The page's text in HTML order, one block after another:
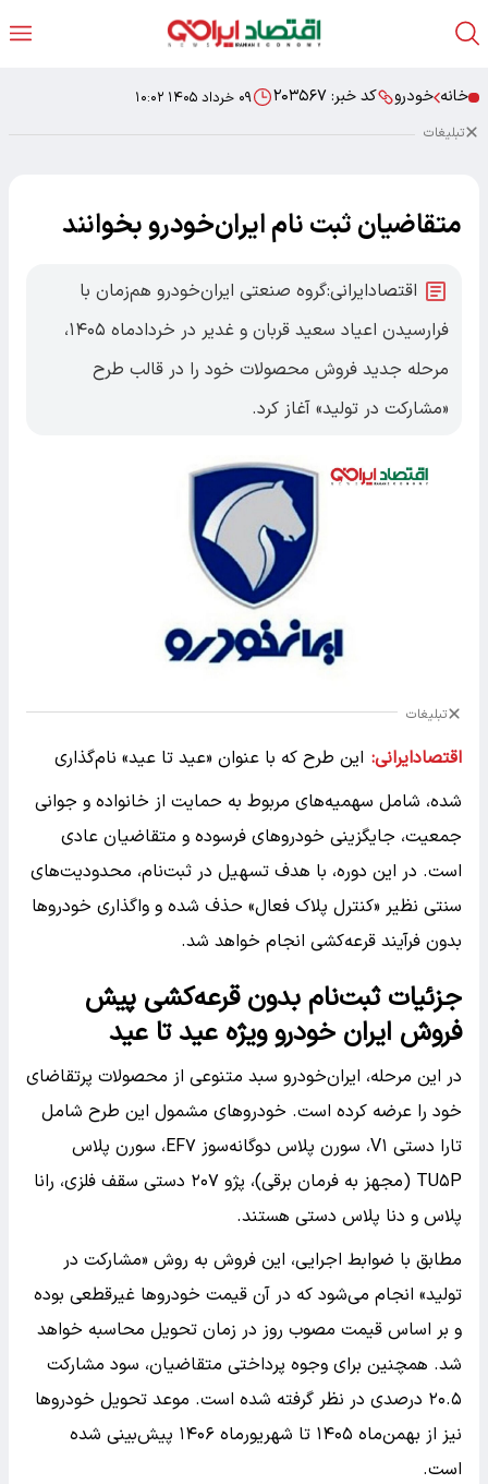
خانه خودرو کد خبر: ۲۰۳۵۶۷ ۰۹ خرداد ۱۴۰۵ ۱۰:۰۲
تبلیغات
متقاضیان ثبت نام ایران‌خودرو بخوانند
اقتصادایرانی:گروه صنعتی ایران‌خودرو هم‌زمان با
فرارسیدن اعیاد سعید قربان و غدیر در خردادماه ۱۴۰۵،
مرحله جدید فروش محصولات خود را در قالب طرح
«مشارکت در تولید» آغاز کرد.
تبلیغات
اقتصادایرانی: این طرح که با عنوان «عید تا عید» نام‌گذاری
شده، شامل سهمیه‌های مربوط به حمایت از خانواده و جوانی
جمعیت، جایگزینی خودروهای فرسوده و متقاضیان عادی
است. در این دوره، با هدف تسهیل در ثبت‌نام، محدودیت‌های
سنتی نظیر «کنترل پلاک فعال» حذف شده و واگذاری خودروها
بدون فرآیند قرعه‌کشی انجام خواهد شد.
جزئیات ثبت‌نام بدون قرعه‌کشی پیش
فروش ایران خودرو ویژه عید تا عید
در این مرحله، ایران‌خودرو سبد متنوعی از محصولات پرتقاضای
خود را عرضه کرده است. خودروهای مشمول این طرح شامل
تارا دستی V۱، سورن پلاس دوگانه‌سوز EF۷، سورن پلاس
TU۵P (مجهز به فرمان برقی)، پژو ۲۰۷ دستی سقف فلزی، رانا
پلاس و دنا پلاس دستی هستند.
مطابق با ضوابط اجرایی، این فروش به روش «مشارکت در
تولید» انجام می‌شود که در آن قیمت خودروها غیرقطعی بوده
و بر اساس قیمت مصوب روز در زمان تحویل محاسبه خواهد
شد. همچنین برای وجوه پرداختی متقاضیان، سود مشارکت
۲۰.۵ درصدی در نظر گرفته شده است. موعد تحویل خودروها
نیز از بهمن‌ماه ۱۴۰۵ تا شهریورماه ۱۴۰۶ پیش‌بینی شده
است.